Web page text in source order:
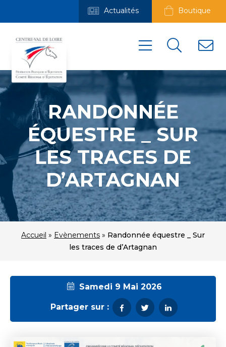
Actualités Boutique
RANDONNÉE
ÉQUESTRE _ SUR
LES TRACES DE
D’ARTAGNAN
Accueil » Evènements » Randonnée équestre _ Sur
les traces de d’Artagnan
Samedi 9 Mai 2026
Partager sur :